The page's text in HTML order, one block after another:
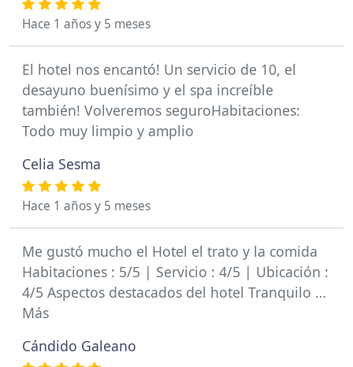
Hace 1 años y 5 meses
El hotel nos encantó! Un servicio de 10, el
desayuno buenísimo y el spa increíble
también! Volveremos seguroHabitaciones:
Todo muy limpio y amplio
Celia Sesma
Hace 1 años y 5 meses
Me gustó mucho el Hotel el trato y la comida
Habitaciones : 5/5 | Servicio : 4/5 | Ubicación :
4/5 Aspectos destacados del hotel Tranquilo …
Más
Cándido Galeano